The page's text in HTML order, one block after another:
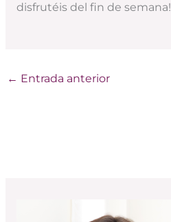
disfrutéis del fin de semana!
← Entrada anterior